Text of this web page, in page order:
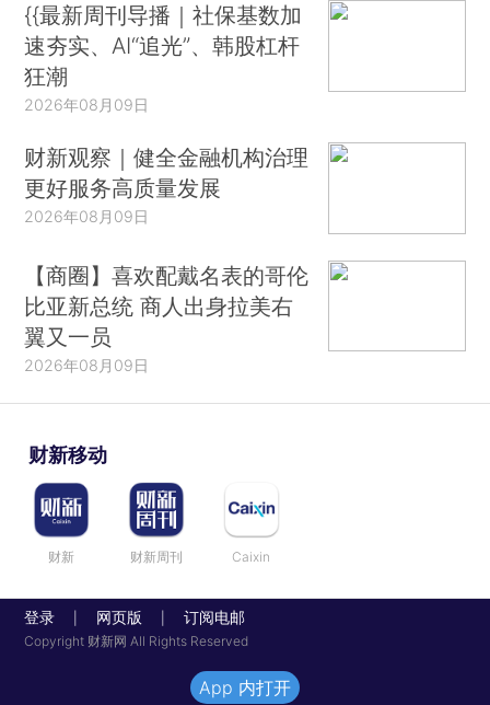
{{最新周刊导播｜社保基数加
速夯实、AI“追光”、韩股杠杆
狂潮
2026年08月09日
财新观察｜健全金融机构治理
更好服务高质量发展
2026年08月09日
【商圈】喜欢配戴名表的哥伦
比亚新总统 商人出身拉美右
翼又一员
2026年08月09日
财新移动
财新 财新周刊 Caixin
登录 网页版 订阅电邮
Copyright 财新网 All Rights Reserved
App 内打开